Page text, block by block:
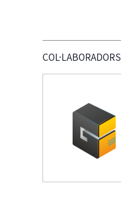
COL·LABORADORS